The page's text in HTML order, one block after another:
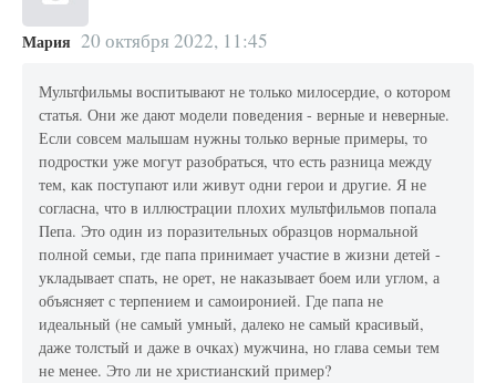
Мария 20 октября 2022, 11:45
Мультфильмы воспитывают не только милосердие, о котором
статья. Они же дают модели поведения - верные и неверные.
Если совсем малышам нужны только верные примеры, то
подростки уже могут разобраться, что есть разница между
тем, как поступают или живут одни герои и другие. Я не
согласна, что в иллюстрации плохих мультфильмов попала
Пепа. Это один из поразительных образцов нормальной
полной семьи, где папа принимает участие в жизни детей -
укладывает спать, не орет, не наказывает боем или углом, а
объясняет с терпением и самоиронией. Где папа не
идеальный (не самый умный, далеко не самый красивый,
даже толстый и даже в очках) мужчина, но глава семьи тем
не менее. Это ли не христианский пример?